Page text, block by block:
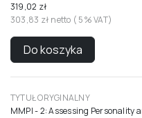
319,02 zł
303,83 zł netto ( 5% VAT)
Do koszyka
TYTUŁ ORYGINALNY
MMPI - 2: Assessing Personality